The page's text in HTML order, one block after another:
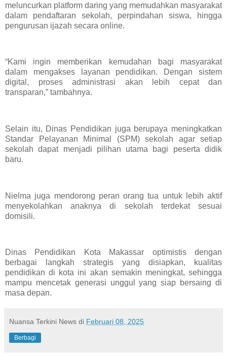
meluncurkan platform daring yang memudahkan masyarakat
dalam pendaftaran sekolah, perpindahan siswa, hingga
pengurusan ijazah secara online.
“Kami ingin memberikan kemudahan bagi masyarakat
dalam mengakses layanan pendidikan. Dengan sistem
digital, proses administrasi akan lebih cepat dan
transparan,” tambahnya.
Selain itu, Dinas Pendidikan juga berupaya meningkatkan
Standar Pelayanan Minimal (SPM) sekolah agar setiap
sekolah dapat menjadi pilihan utama bagi peserta didik
baru.
Nielma juga mendorong peran orang tua untuk lebih aktif
menyekolahkan anaknya di sekolah terdekat sesuai
domisili.
Dinas Pendidikan Kota Makassar optimistis dengan
berbagai langkah strategis yang disiapkan, kualitas
pendidikan di kota ini akan semakin meningkat, sehingga
mampu mencetak generasi unggul yang siap bersaing di
masa depan.
Nuansa Terkini News di Februari 08, 2025
Berbagi